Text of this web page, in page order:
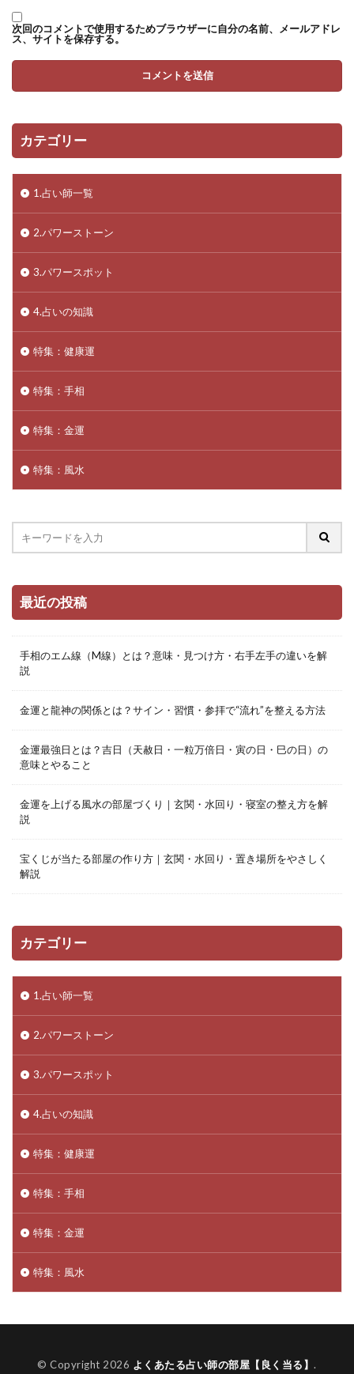
次回のコメントで使用するためブラウザーに自分の名前、メールアドレ
ス、サイトを保存する。
カテゴリー
1.占い師一覧
2.パワーストーン
3.パワースポット
4.占いの知識
特集：健康運
特集：手相
特集：金運
特集：風水
最近の投稿
手相のエム線（M線）とは？意味・見つけ方・右手左手の違いを解
説
金運と龍神の関係とは？サイン・習慣・参拝で“流れ”を整える方法
金運最強日とは？吉日（天赦日・一粒万倍日・寅の日・巳の日）の
意味とやること
金運を上げる風水の部屋づくり｜玄関・水回り・寝室の整え方を解
説
宝くじが当たる部屋の作り方｜玄関・水回り・置き場所をやさしく
解説
カテゴリー
1.占い師一覧
2.パワーストーン
3.パワースポット
4.占いの知識
特集：健康運
特集：手相
特集：金運
特集：風水
© Copyright 2026 よくあたる占い師の部屋【良く当る】.